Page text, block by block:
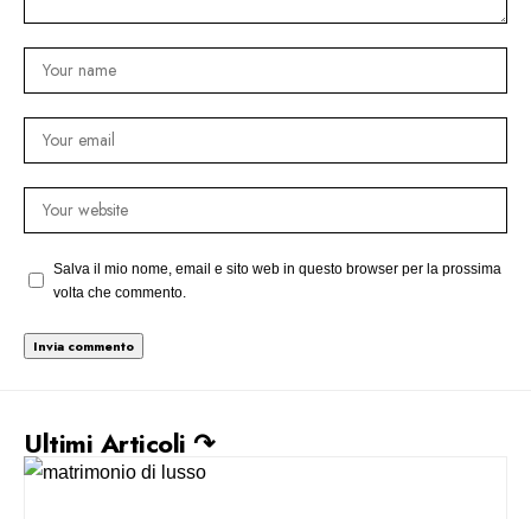
Salva il mio nome, email e sito web in questo browser per la prossima
volta che commento.
Ultimi Articoli ↷